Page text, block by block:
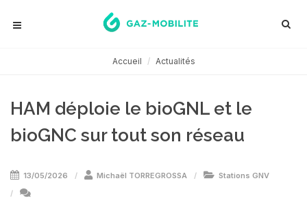
Accueil Actualités
HAM déploie le bioGNL et le
bioGNC sur tout son réseau
13/05/2026 Michaël TORREGROSSA Stations GNV